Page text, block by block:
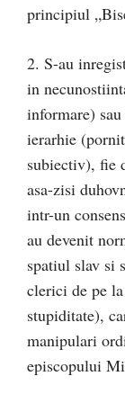
principiul
2. S-au
in
informare)
ierarhie
subiectiv), fie
asa-zisi
intr-un
au devenit
spatiul slav si
clerici de pe
stupiditate),
manipulari
episcopului